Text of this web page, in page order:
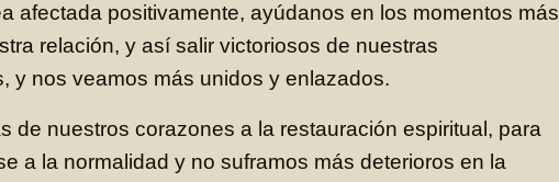
afectada positivamente, ayúdanos en los momentos más
relación, y así salir victoriosos de nuestras
y nos veamos más unidos y enlazados.
de nuestros corazones a la restauración espiritual, para
a la normalidad y no suframos más deterioros en la